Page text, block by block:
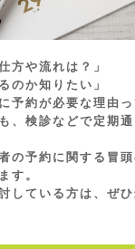
方や流れは？」
のか知りたい」
予約が必要な理由っ
、検診などで定期
の予約に関する冒
す。
している方は、ぜ